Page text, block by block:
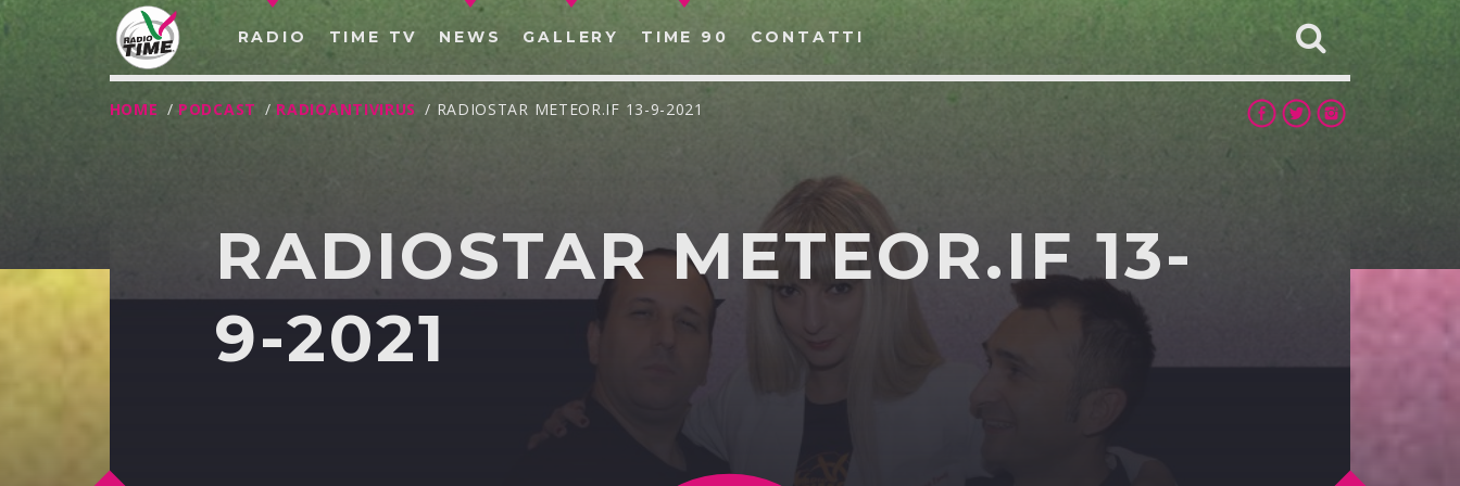
RADIO TIME TV NEWS GALLERY TIME 90 CONTATTI
CERCA NEL SITO WEB:
HOME / PODCAST / RADIOANTIVIRUS / RADIOSTAR METEOR.IF 13-9-2021
RADIOSTAR METEOR.IF 13-
9-2021